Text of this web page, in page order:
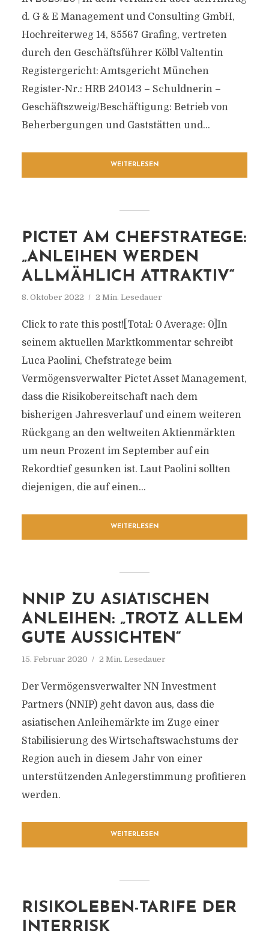
d. G & E Management und Consulting GmbH,
Hochreiterweg 14, 85567 Grafing, vertreten
durch den Geschäftsführer Kölbl Valtentin
Registergericht: Amtsgericht München
Register-Nr.: HRB 240143 – Schuldnerin –
Geschäftszweig/Beschäftigung: Betrieb von
Beherbergungen und Gaststätten und...
WEITERLESEN
PICTET AM CHEFSTRATEGE:
„ANLEIHEN WERDEN
ALLMÄHLICH ATTRAKTIV“
8. Oktober 2022 2 Min. Lesedauer
Click to rate this post![Total: 0 Average: 0]In
seinem aktuellen Marktkommentar schreibt
Luca Paolini, Chefstratege beim
Vermögensverwalter Pictet Asset Management,
dass die Risikobereitschaft nach dem
bisherigen Jahresverlauf und einem weiteren
Rückgang an den weltweiten Aktienmärkten
um neun Prozent im September auf ein
Rekordtief gesunken ist. Laut Paolini sollten
diejenigen, die auf einen...
WEITERLESEN
NNIP ZU ASIATISCHEN
ANLEIHEN: „TROTZ ALLEM
GUTE AUSSICHTEN“
15. Februar 2020 2 Min. Lesedauer
Der Vermögensverwalter NN Investment
Partners (NNIP) geht davon aus, dass die
asiatischen Anleihemärkte im Zuge einer
Stabilisierung des Wirtschaftswachstums der
Region auch in diesem Jahr von einer
unterstützenden Anlegerstimmung profitieren
werden.
WEITERLESEN
RISIKOLEBEN-TARIFE DER
INTERRISK